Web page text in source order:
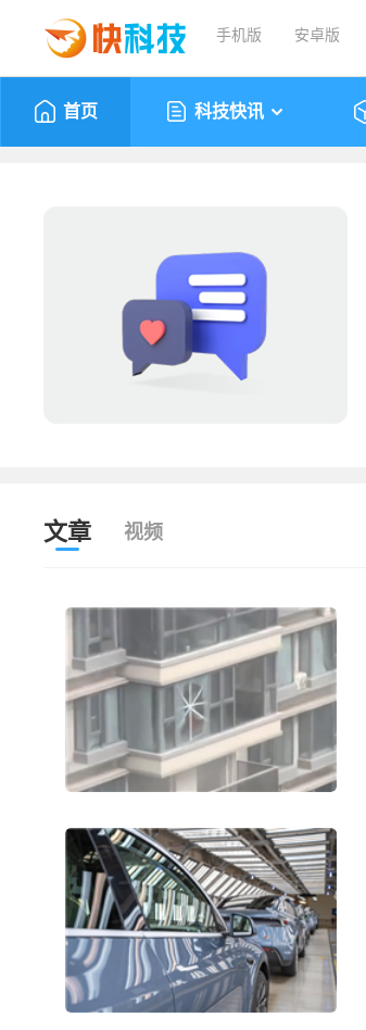
手机版 安卓版
首页 科技快讯
文章 视频